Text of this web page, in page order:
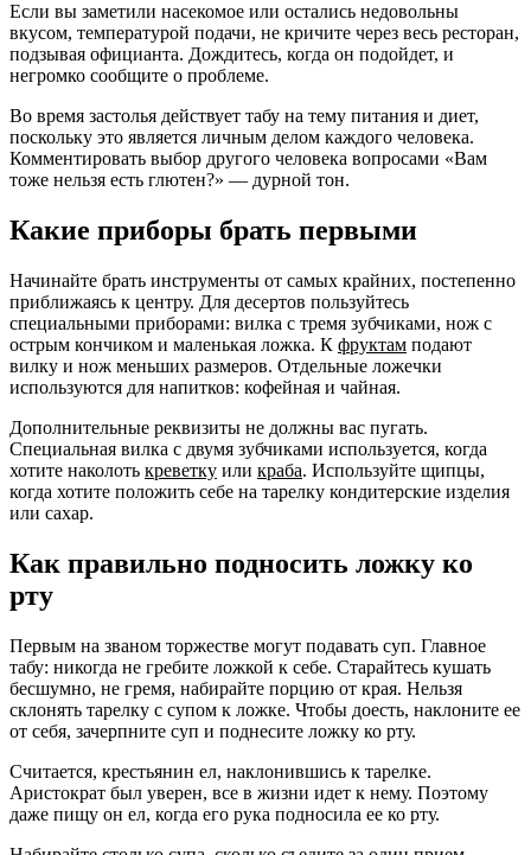
Если вы заметили насекомое или остались недовольны
вкусом, температурой подачи, не кричите через весь ресторан,
подзывая официанта. Дождитесь, когда он подойдет, и
негромко сообщите о проблеме.
Во время застолья действует табу на тему питания и диет,
поскольку это является личным делом каждого человека.
Комментировать выбор другого человека вопросами «Вам
тоже нельзя есть глютен?» — дурной тон.
Какие приборы брать первыми
Начинайте брать инструменты от самых крайних, постепенно
приближаясь к центру. Для десертов пользуйтесь
специальными приборами: вилка с тремя зубчиками, нож с
острым кончиком и маленькая ложка. К фруктам подают
вилку и нож меньших размеров. Отдельные ложечки
используются для напитков: кофейная и чайная.
Дополнительные реквизиты не должны вас пугать.
Специальная вилка с двумя зубчиками используется, когда
хотите наколоть креветку или краба. Используйте щипцы,
когда хотите положить себе на тарелку кондитерские изделия
или сахар.
Как правильно подносить ложку ко
рту
Первым на званом торжестве могут подавать суп. Главное
табу: никогда не гребите ложкой к себе. Старайтесь кушать
бесшумно, не гремя, набирайте порцию от края. Нельзя
склонять тарелку с супом к ложке. Чтобы доесть, наклоните ее
от себя, зачерпните суп и поднесите ложку ко рту.
Считается, крестьянин ел, наклонившись к тарелке.
Аристократ был уверен, все в жизни идет к нему. Поэтому
даже пищу он ел, когда его рука подносила ее ко рту.